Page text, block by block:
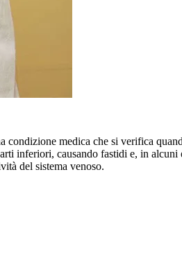
condizione medica che si verifica
inferiori, causando fastidi e, in
del sistema venoso.